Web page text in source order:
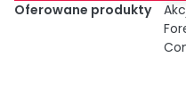
Oferowane produkty